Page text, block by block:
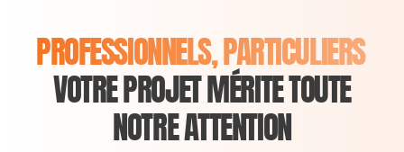
PROFESSIONNELS, PARTICULIERS
VOTRE PROJET MÉRITE TOUTE
NOTRE ATTENTION